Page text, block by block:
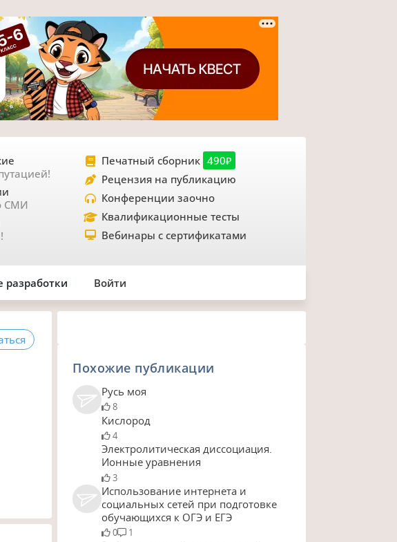
СМИ
Печатный сборник 490₽
Рецензия на публикацию
Конференции заочно
Квалификационные тесты
Вебинары с сертификатами
разработки Войти
Похожие публикации
Русь моя
8
Кислород
4
Электролитическая диссоциация.
Ионные уравнения
3
Использование интернета и
социальных сетей при подготовке
обучающихся к ОГЭ и ЕГЭ
0 1